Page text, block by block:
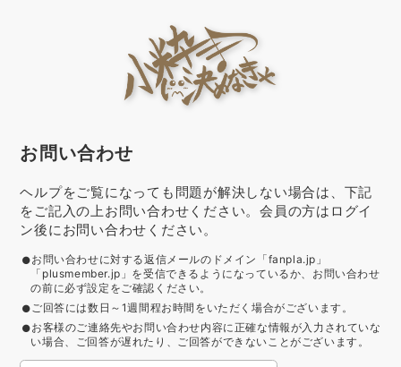
お問い合わせ
ヘルプをご覧になっても問題が解決しない場合は、下記
をご記入の上お問い合わせください。会員の方はログイ
ン後にお問い合わせください。
お問い合わせに対する返信メールのドメイン「fanpla.jp」
「plusmember.jp」を受信できるようになっているか、お問い合わせ
の前に必ず設定をご確認ください。
ご回答には数日～1週間程お時間をいただく場合がございます。
お客様のご連絡先やお問い合わせ内容に正確な情報が入力されていな
い場合、ご回答が遅れたり、ご回答ができないことがございます。